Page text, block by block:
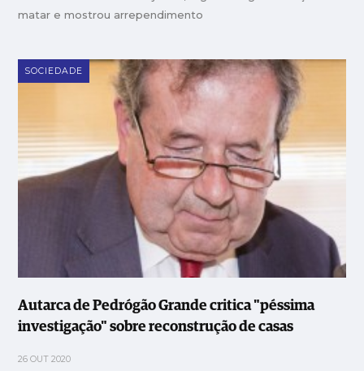
matar e mostrou arrependimento
SOCIEDADE
Autarca de Pedrógão Grande critica "péssima
investigação" sobre reconstrução de casas
26 OUT 2020